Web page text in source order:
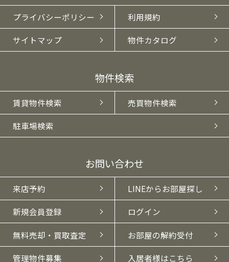
プライバシーポリシー 利用規約
サイトマップ 物件カタログ
物件検索
賃貸物件検索 売買物件検索
駐車場検索
お問い合わせ
来店予約 LINEからお部屋探し
新規会員登録 ログイン
無料売却・買取査定 お部屋の解約受付
管理物件募集 入居者様はこちら